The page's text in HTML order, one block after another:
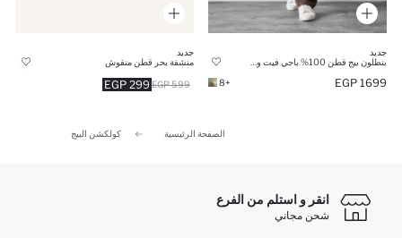
جديد
1699 EGP
+8
جديد
منشفة بحر قطن منقوش
299 EGP 599 EGP
الصفحة الرئيسية كولكشن البيج
انقر و استلم من الفرع
شحن مجاني